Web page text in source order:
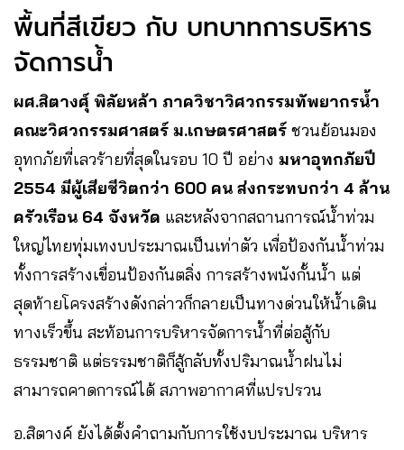
พื้นที่สีเขียว กับ บทบาทการบริหาร
จัดการน้ำ
ผศ.สิตางศุ์ พิลัยหล้า ภาควิชาวิศวกรรมทัพยากรน้ำ
คณะวิศวกรรมศาสตร์ ม.เกษตรศาสตร์ ชวนย้อนมอง
อุทกภัยที่เลวร้ายที่สุดในรอบ 10 ปี อย่าง มหาอุทกภัยปี
2554 มีผู้เสียชีวิตกว่า 600 คน ส่งกระทบกว่า 4 ล้าน
ครัวเรือน 64 จังหวัด และหลังจากสถานการณ์น้ำท่วม
ใหญ่ไทยทุ่มเทงบประมาณเป็นเท่าตัว เพื่อป้องกันน้ำท่วม
ทั้งการสร้างเขื่อนป้องกันตลิ่ง การสร้างพนังกั้นน้ำ แต่
สุดท้ายโครงสร้างดังกล่าวก็กลายเป็นทางด่วนให้น้ำเดิน
ทางเร็วขึ้น สะท้อนการบริหารจัดการน้ำที่ต่อสู้กับ
ธรรมชาติ แต่ธรรมชาติก็สู้กลับทั้งปริมาณน้ำฝนไม่
สามารถคาดการณ์ได้ สภาพอากาศที่แปรปรวน
อ.สิตางค์ ยังได้ตั้งคำถามกับการใช้งบประมาณ บริหาร